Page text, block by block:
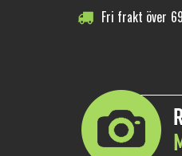
Fri frakt över